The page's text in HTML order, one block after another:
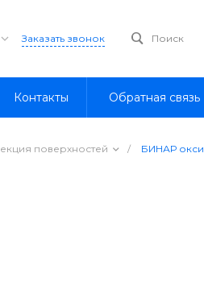
Заказать звонок Поиск
Контакты Обратная связь
поверхностей / БИНАР окси